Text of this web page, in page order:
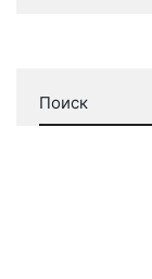
Поиск